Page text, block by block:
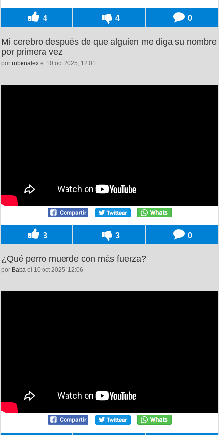
4 4 0
Mi cerebro después de que alguien me diga su nombre
por primera vez
por rubenalex el 10 oct 2025, 12:01
3 3 0
¿Qué perro muerde con más fuerza?
por Baba el 10 oct 2025, 12:06